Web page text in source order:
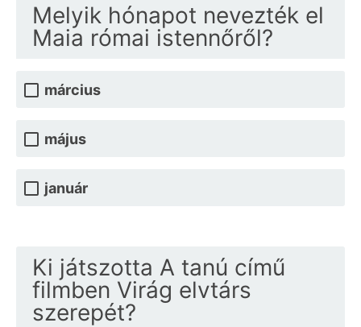
Melyik hónapot nevezték el
Maia római istennőről?
március
május
január
Ki játszotta A tanú című
filmben Virág elvtárs
szerepét?